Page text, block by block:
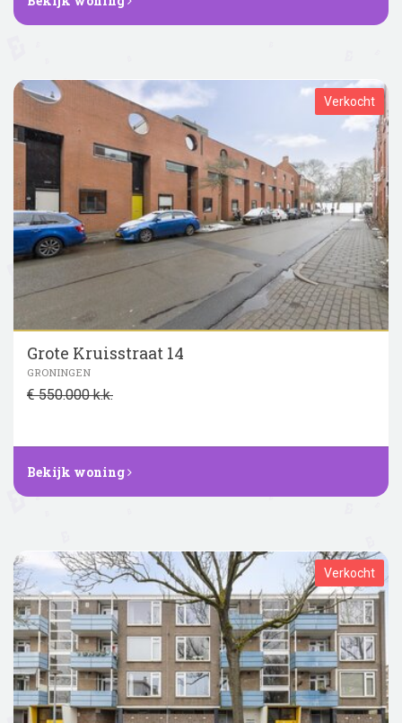
Verkocht
Grote Kruisstraat 14
GRONINGEN
€ 550.000 k.k.
Bekijk woning
Verkocht